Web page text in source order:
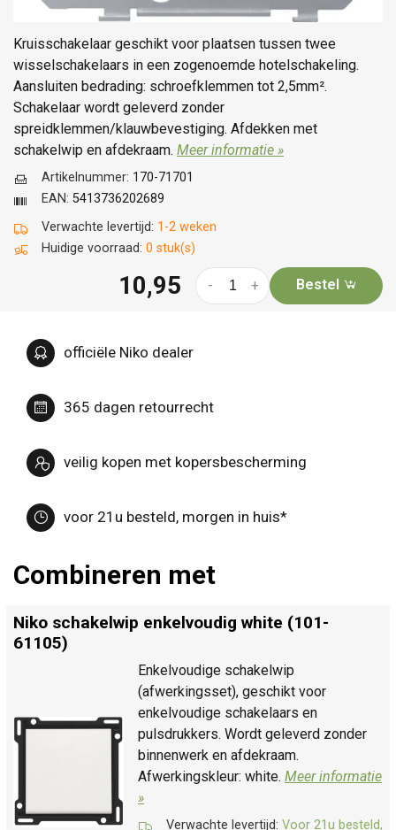
Kruisschakelaar geschikt voor plaatsen tussen twee
wisselschakelaars in een zogenoemde hotelschakeling.
Aansluiten bedrading: schroefklemmen tot 2,5mm².
Schakelaar wordt geleverd zonder
spreidklemmen/klauwbevestiging. Afdekken met
schakelwip en afdekraam. Meer informatie »
Verwachte levertijd: 1-2 weken
Huidige voorraad: 0 stuk(s)
Artikelnummer: 170-71701
EAN: 5413736202689
10,95 +
- Bestel
officiële Niko dealer
365 dagen retourrecht
veilig kopen met kopersbescherming
voor 21u besteld, morgen in huis*
Combineren met
Niko schakelwip enkelvoudig white (101-
61105)
Enkelvoudige schakelwip
(afwerkingsset), geschikt voor
enkelvoudige schakelaars en
pulsdrukkers. Wordt geleverd zonder
binnenwerk en afdekraam.
Afwerkingskleur: white. Meer informatie
»
Verwachte levertijd: Voor 21u besteld,